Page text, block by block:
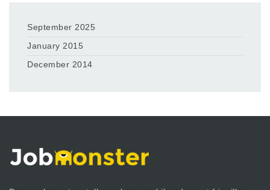
September 2025
January 2015
December 2014